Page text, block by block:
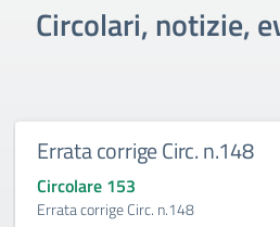
Circolari, notizie,
Errata corrige Circ. n.148
Circolare 153
Errata corrige Circ. n.148